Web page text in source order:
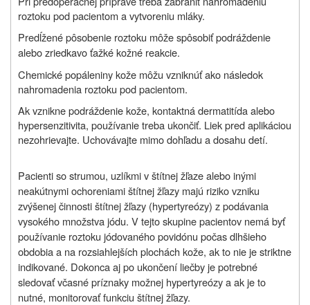
roztoku pod pacientom a vytvoreniu mláky.
Predĺžené pôsobenie roztoku môže spôsobiť podráždenie
alebo zriedkavo ťažké kožné reakcie.
Chemické popáleniny kože môžu vzniknúť ako následok
nahromadenia roztoku pod pacientom.
Ak vznikne podráždenie kože, kontaktná dermatitída alebo
hypersenzitivita, používanie treba ukončiť. Liek pred aplikáciou
nezohrievajte. Uchovávajte mimo dohľadu a dosahu detí.
Pacienti so strumou, uzlíkmi v štítnej žľaze alebo inými
neakútnymi ochoreniami štítnej žľazy majú riziko vzniku
zvýšenej činnosti štítnej žľazy (hypertyreózy) z podávania
vysokého množstva jódu. V tejto skupine pacientov nemá byť
používanie roztoku jódovaného povidónu počas dlhšieho
obdobia a na rozsiahlejších plochách kože, ak to nie je striktne
indikované. Dokonca aj po ukončení liečby je potrebné
sledovať včasné príznaky možnej hypertyreózy a ak je to
nutné, monitorovať funkciu štítnej žľazy.